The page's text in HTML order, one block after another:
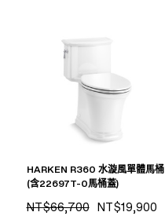
HARKEN R360 水漩風單體馬桶
(含22697T-0馬桶蓋)
NT$66,700 NT$19,900